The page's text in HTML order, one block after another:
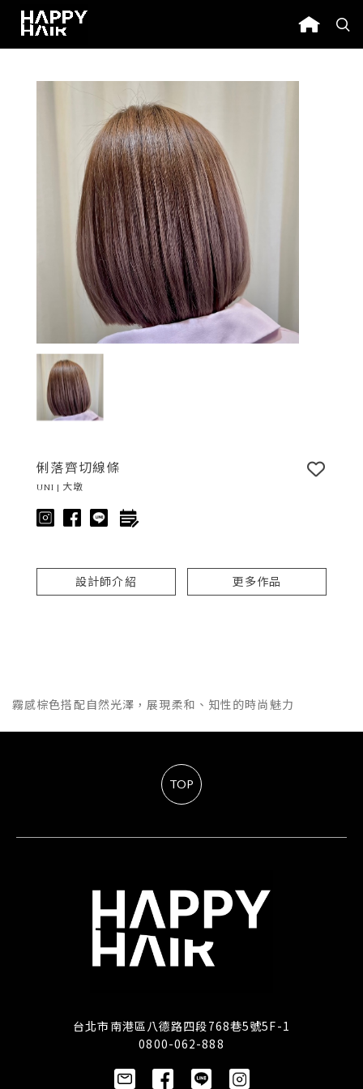
俐落齊切線條
UNI | 大墩
設計師介紹 更多作品
霧感棕色搭配自然光澤，展現柔和、知性的時尚魅力
TOP
台北市南港區八德路四段768巷5號5F-1
0800-062-888